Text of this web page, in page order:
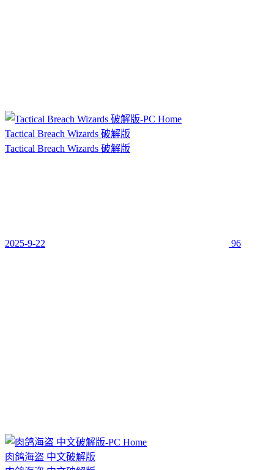
Tactical Breach Wizards 破解版
Tactical Breach Wizards 破解版
2025-9-22 96
肉鸽海盗 中文破解版